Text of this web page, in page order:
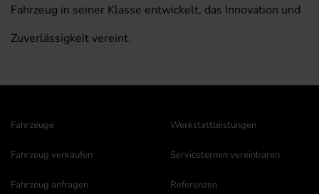
Fahrzeug in seiner Klasse entwickelt, das Innovation und
Zuverlässigkeit vereint.
Fahrzeuge
Fahrzeug verkaufen
Fahrzeug anfragen
Werkstattleistungen
Servicetermin vereinbaren
Referenzen